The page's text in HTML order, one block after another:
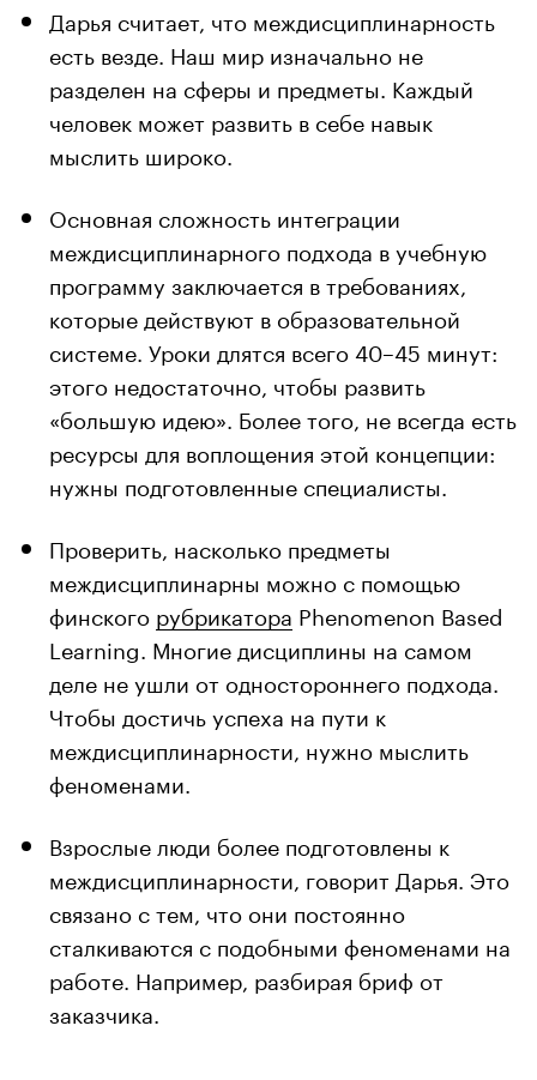
Дарья считает, что междисциплинарность
есть везде. Наш мир изначально не
разделен на сферы и предметы. Каждый
человек может развить в себе навык
мыслить широко.
Основная сложность интеграции
междисциплинарного подхода в учебную
программу заключается в требованиях,
которые действуют в образовательной
системе. Уроки длятся всего 40–45 минут:
этого недостаточно, чтобы развить
«большую идею». Более того, не всегда есть
ресурсы для воплощения этой концепции:
нужны подготовленные специалисты.
Проверить, насколько предметы
междисциплинарны можно с помощью
финского рубрикатора Phenomenon Based
Learning. Многие дисциплины на самом
деле не ушли от одностороннего подхода.
Чтобы достичь успеха на пути к
междисциплинарности, нужно мыслить
феноменами.
Взрослые люди более подготовлены к
междисциплинарности, говорит Дарья. Это
связано с тем, что они постоянно
сталкиваются с подобными феноменами на
работе. Например, разбирая бриф от
заказчика.